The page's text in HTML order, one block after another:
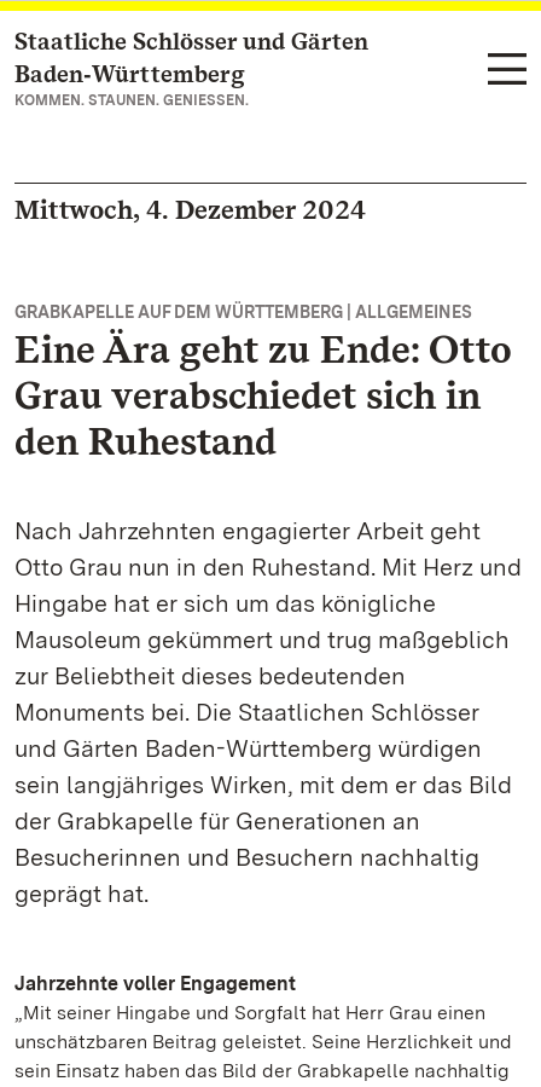
Zum Hauptinhalt springen
Staatliche Schlösser und Gärten
Baden‑Württemberg
KOMMEN. STAUNEN. GENIESSEN.
Mittwoch, 4. Dezember 2024
GRABKAPELLE AUF DEM WÜRTTEMBERG | ALLGEMEINES
Eine Ära geht zu Ende: Otto
Grau verabschiedet sich in
den Ruhestand
Nach Jahrzehnten engagierter Arbeit geht
Otto Grau nun in den Ruhestand. Mit Herz und
Hingabe hat er sich um das königliche
Mausoleum gekümmert und trug maßgeblich
zur Beliebtheit dieses bedeutenden
Monuments bei. Die Staatlichen Schlösser
und Gärten Baden-Württemberg würdigen
sein langjähriges Wirken, mit dem er das Bild
der Grabkapelle für Generationen an
Besucherinnen und Besuchern nachhaltig
geprägt hat.
Jahrzehnte voller Engagement
„Mit seiner Hingabe und Sorgfalt hat Herr Grau einen
unschätzbaren Beitrag geleistet. Seine Herzlichkeit und
sein Einsatz haben das Bild der Grabkapelle nachhaltig